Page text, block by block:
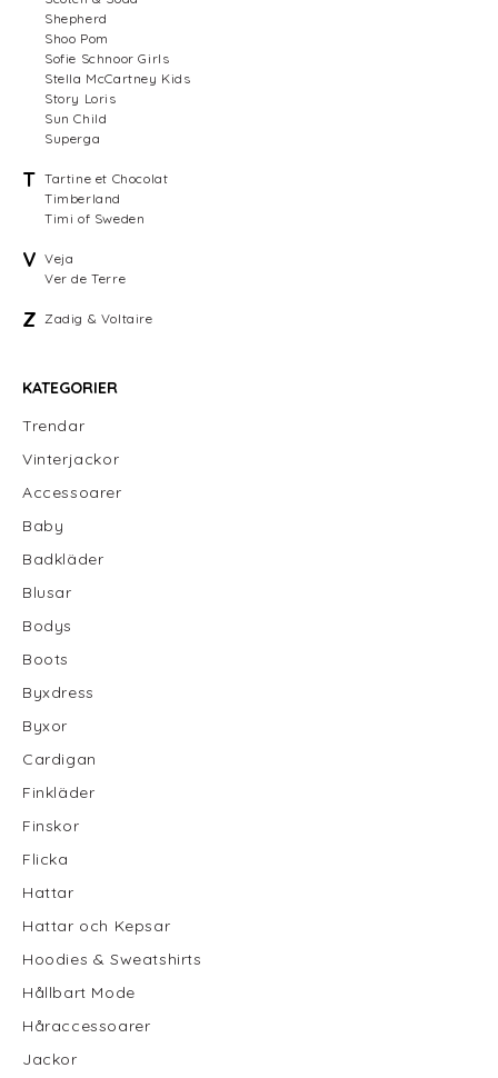
Shepherd
Shoo Pom
Sofie Schnoor Girls
Stella McCartney Kids
Story Loris
Sun Child
Superga
T Tartine et Chocolat
Timberland
Timi of Sweden
V Veja
Ver de Terre
Z Zadig & Voltaire
KATEGORIER
Trendar
Vinterjackor
Accessoarer
Baby
Badkläder
Blusar
Bodys
Boots
Byxdress
Byxor
Cardigan
Finkläder
Finskor
Flicka
Hattar
Hattar och Kepsar
Hoodies & Sweatshirts
Hållbart Mode
Håraccessoarer
Jackor